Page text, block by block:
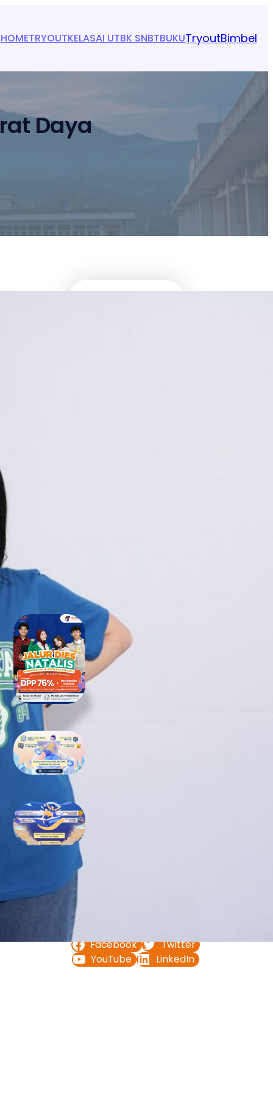
HOMETRYOUTKELASAI UTBK SNBTBUKUTryoutBimbel
Daya
Tidak Lolos UTBK SNBT di PTN?
Jangan Khawatir, Ini Jalan
Terbaikmu untuk Tetap Kuliah
di Kampus Berkualitas
Bimbel UTBK SNBT di Teluk
Bintuni Gratis Terbaik
Facebook
Twitter
YouTube
LinkedIn